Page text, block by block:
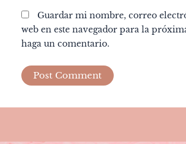
Guardar mi nombre, correo
web en este navegador para la
haga un comentario.